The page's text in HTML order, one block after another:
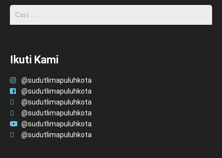
Ikuti Kami
@sudutlimapuluhkota
@sudutlimapuluhkota
@sudutlimapuluhkota
@sudutlimapuluhkota
@sudutlimapuluhkota
@sudutlimapuluhkota